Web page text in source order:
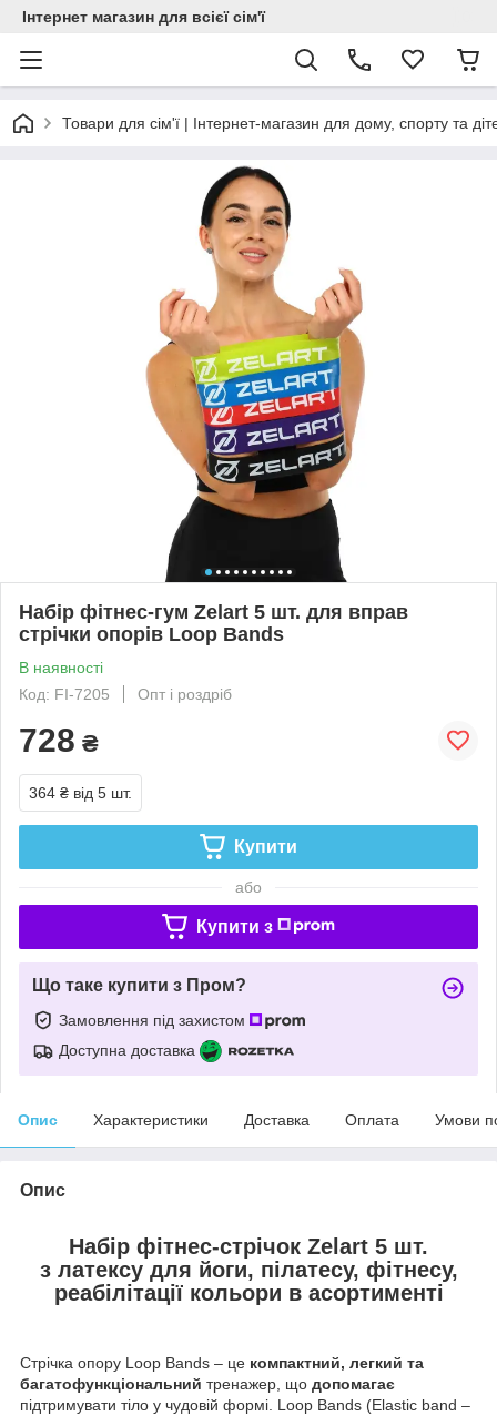
Інтернет магазин для всієї сім'ї
Товари для сім'ї | Інтернет-магазин для дому, спорту та
Набір фітнес-гум Zelart 5 шт. для вправ
стрічки опорів Loop Bands
В наявності
Код: FI-7205
Опт і роздріб
728 ₴
364 ₴ від 5 шт.
Купити
або
Купити з
Що таке купити з Пром?
Замовлення під захистом
Доступна доставка
Опис Характеристики Доставка Оплата Умови
Опис
Набір фітнес-стрічок Zelart 5 шт.
з латексу для йоги, пілатесу, фітнесу,
реабілітації кольори в асортименті
Стрічка опору Loop Bands – це компактний, легкий та
багатофункціональний тренажер, що допомагає
підтримувати тіло у чудовій формі. Loop Bands (Elastic band –